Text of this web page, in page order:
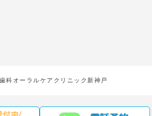
科オーラルケアクリニック新神戸